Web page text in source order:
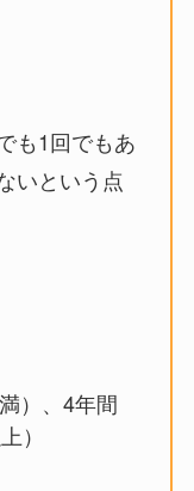
も1回でもあ
いという点
）、4年間
）